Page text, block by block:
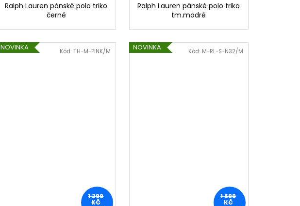
Ralph Lauren pánské polo triko
černé
Ralph Lauren pánské polo triko
tm.modré
NOVINKA
1 299
KČ
Kód: TH-M-PINK/M NOVINKA
1 699
KČ
Kód: M-RL-S-N32/M